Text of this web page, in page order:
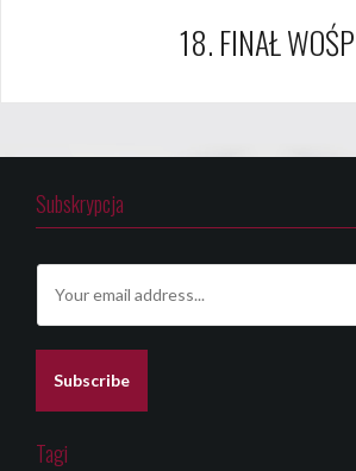
18. FINAŁ WOŚP
Subskrypcja
a
i
Subscribe
Tagi